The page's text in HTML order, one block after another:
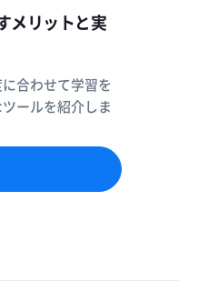
メリットと実
合わせて学習を
ールを紹介しま